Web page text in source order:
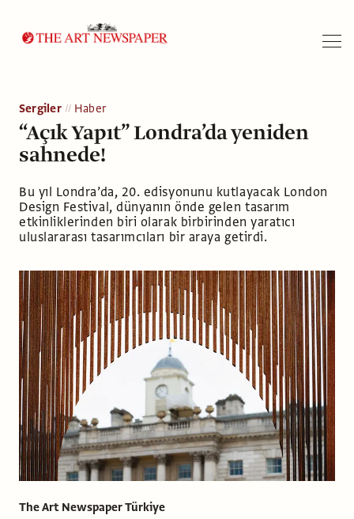
Sergiler Haber
“Açık Yapıt” Londra’da yeniden
sahnede!
Bu yıl Londra’da, 20. edisyonunu kutlayacak London
Design Festival, dünyanın önde gelen tasarım
etkinliklerinden biri olarak birbirinden yaratıcı
uluslararası tasarımcıları bir araya getirdi.
The Art Newspaper Türkiye